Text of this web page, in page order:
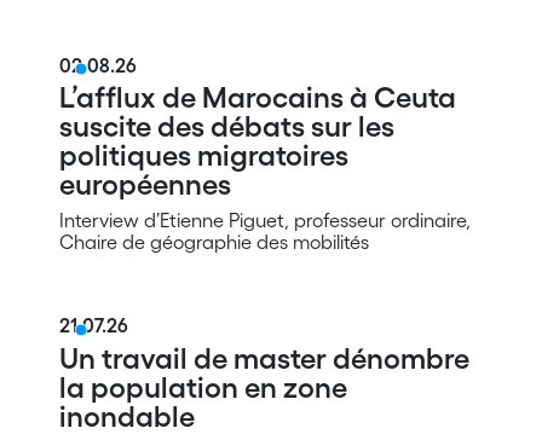
02.08.26
L’afflux de Marocains à Ceuta
suscite des débats sur les
politiques migratoires
européennes
Interview d’Etienne Piguet, professeur ordinaire,
Chaire de géographie des mobilités
21.07.26
Un travail de master dénombre
la population en zone
inondable